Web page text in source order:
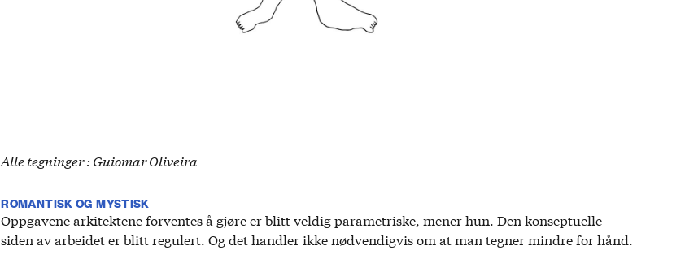
Alle tegninger : Guiomar Oliveira
ROMANTISK OG MYSTISK
Oppgavene arkitektene forventes å gjøre er blitt veldig parametriske, mener hun. Den konseptuelle
siden av arbeidet er blitt regulert. Og det handler ikke nødvendigvis om at man tegner mindre for hånd.